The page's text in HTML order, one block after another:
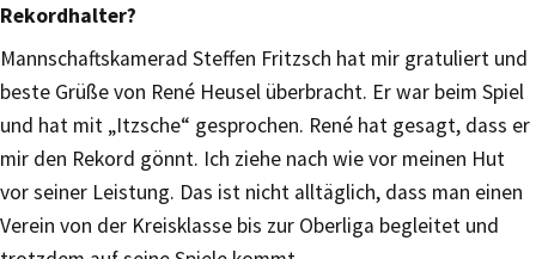
Rekordhalter?
Mannschaftskamerad Steffen Fritzsch hat mir gratuliert und
beste Grüße von René Heusel überbracht. Er war beim Spiel
und hat mit „Itzsche“ gesprochen. René hat gesagt, dass er
mir den Rekord gönnt. Ich ziehe nach wie vor meinen Hut
vor seiner Leistung. Das ist nicht alltäglich, dass man einen
Verein von der Kreisklasse bis zur Oberliga begleitet und